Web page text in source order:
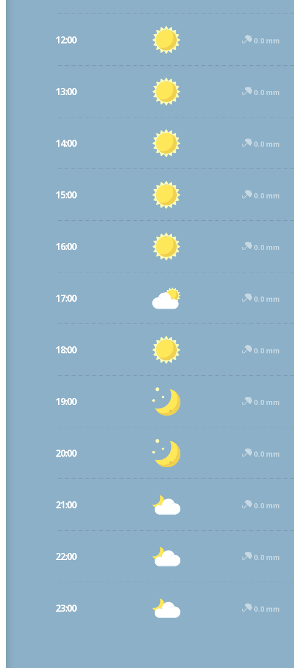
12:00 0.0 mm
13:00 0.0 mm
14:00 0.0 mm
15:00 0.0 mm
16:00 0.0 mm
17:00 0.0 mm
18:00 0.0 mm
19:00 0.0 mm
20:00 0.0 mm
21:00 0.0 mm
22:00 0.0 mm
23:00 0.0 mm